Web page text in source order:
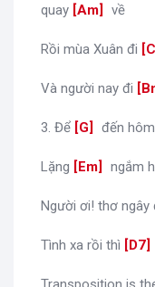
quay [Am về
Rồi mùa Xuân đi [C
Và người nay đi [
3. Để [G đến
Lặng [Em ngắm
Người ơi! thơ ngây
Tình xa rồi thì [D7